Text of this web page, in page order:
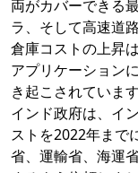
両がカバーできる
ラ、そして高速道
倉庫コストの上昇
アプリケーション
き起こされています
インド政府は、イ
ストを2022年まで
省、運輸省、海運